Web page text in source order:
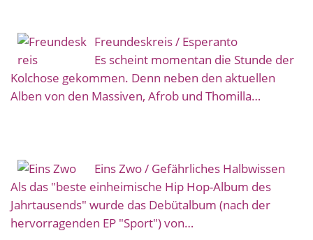
Freundeskreis / Esperanto
Es scheint momentan die Stunde der
Kolchose gekommen. Denn neben den aktuellen
Alben von den Massiven, Afrob und Thomilla…
Eins Zwo / Gefährliches Halbwissen
Als das "beste einheimische Hip Hop-Album des
Jahrtausends" wurde das Debütalbum (nach der
hervorragenden EP "Sport") von…